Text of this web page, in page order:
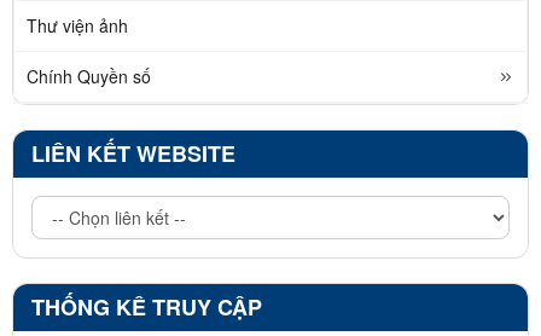
Thư viện ảnh
Chính Quyền số
LIÊN KẾT WEBSITE
THỐNG KÊ TRUY CẬP